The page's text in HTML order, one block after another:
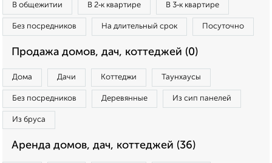
В общежитии В 2‑к квартире В 3‑к квартире
Без посредников На длительный срок Посуточно
Продажа домов, дач, коттеджей (0)
Дома Дачи Коттеджи Таунхаусы
Без посредников Деревянные Из сип панелей
Из бруса
Аренда домов, дач, коттеджей (36)